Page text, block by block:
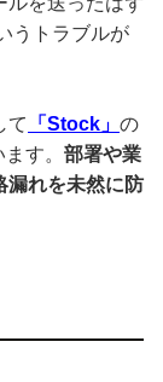
うトラブルが
て 「Stock」 の
す。 部署や業
漏れを未然に防